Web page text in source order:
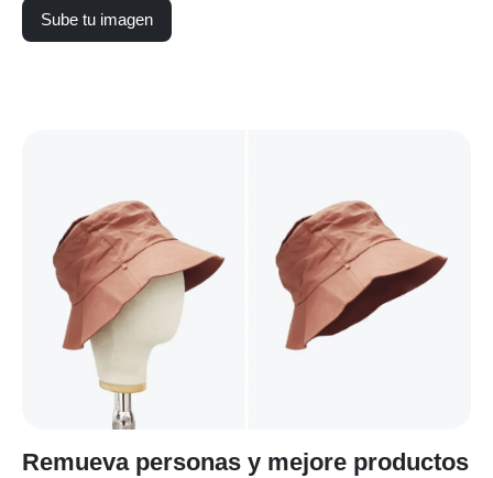
Sube tu imagen
Remueva personas y mejore productos